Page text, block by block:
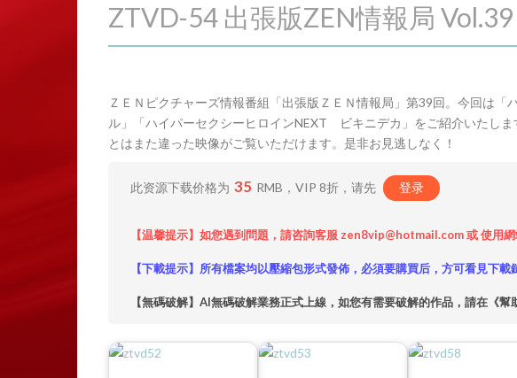
ZTVD-54 出張版ZEN情報局 Vol.39
ＺＥＮピクチャーズ情報番組「出張版ＺＥＮ情報局」第39回。今回は
ル」「ハイパーセクシーヒロインNEXT ビキニデカ」をご紹介いたし
とはまた違った映像がご覧いただけます。是非お見逃しなく！
此资源下载价格为 35 RMB，VIP 8折，请先 登录
【温馨提示】如您遇到問題，請咨詢客服 zen8vip@hotmail.com 或 使用
【下載提示】所有檔案均以壓縮包形式發佈，必須要購買后，方可看見下
【無碼破解】AI無碼破解業務正式上線，如您有需要破解的作品，請在《